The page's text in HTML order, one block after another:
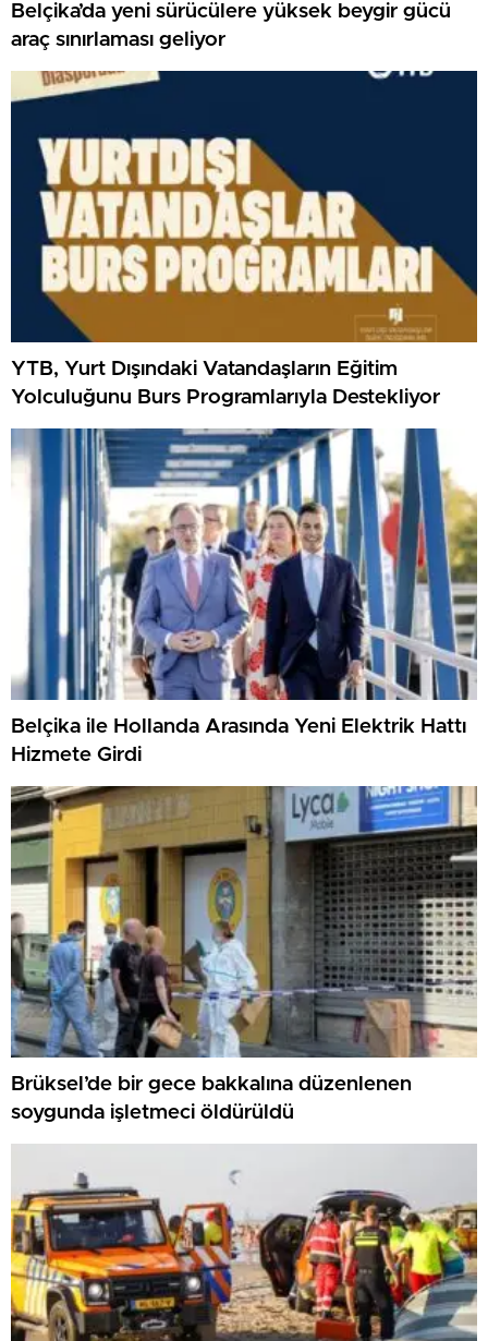
Belçika’da yeni sürücülere yüksek beygir gücü
araç sınırlaması geliyor
YTB, Yurt Dışındaki Vatandaşların Eğitim
Yolculuğunu Burs Programlarıyla Destekliyor
Belçika ile Hollanda Arasında Yeni Elektrik Hattı
Hizmete Girdi
Brüksel’de bir gece bakkalına düzenlenen
soygunda işletmeci öldürüldü